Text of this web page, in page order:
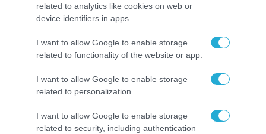
related to analytics like cookies on web or
device identifiers in apps.
I want to allow Google to enable storage
related to functionality of the website or app.
I want to allow Google to enable storage
related to personalization.
I want to allow Google to enable storage
related to security, including authentication
Αθήνα: Απομακρύνθηκαν παράνομα
αντικείμενα από κοινόχρηστους χώρους